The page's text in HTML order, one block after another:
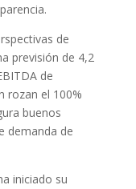
de
previsión de 4,2
de
rozan el 100%
buenos
demanda de
iniciado su